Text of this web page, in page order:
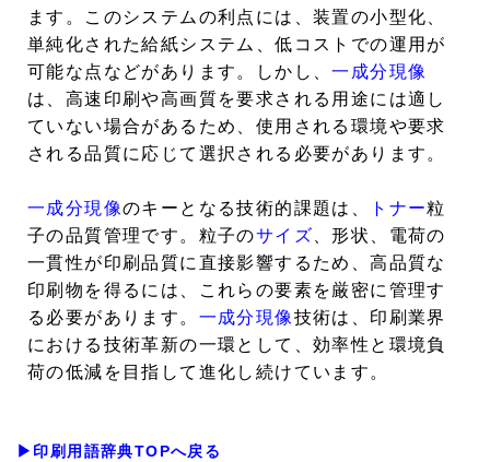
ます。このシステムの利点には、装置の小型化、
単純化された給紙システム、低コストでの運用が
可能な点などがあります。しかし、一成分現像
は、高速印刷や高画質を要求される用途には適し
ていない場合があるため、使用される環境や要求
される品質に応じて選択される必要があります。
一成分現像のキーとなる技術的課題は、 トナー粒
子の品質管理です。粒子のサイズ 、形状、電荷の
一貫性が印刷品質に直接影響するため、高品質な
印刷物を得るには、これらの要素を厳密に管理す
る必要があります。 一成分現像技術は、印刷業界
における技術革新の一環として、効率性と環境負
荷の低減を目指して進化し続けています。
▶印刷用語辞典TOPへ戻る